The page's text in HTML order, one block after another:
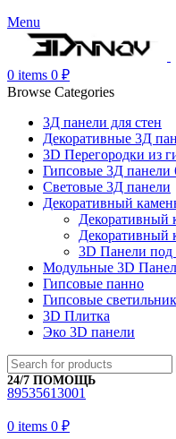
Menu
0 items 0 ₽
Browse Categories
3Д панели для стен
Декоративные 3Д
3D Перегородки из
Гипсовые 3Д панели
Световые 3Д панели
Декоративный
Декоративный
Декоративный
3D Панели
Модульные 3D
Гипсовые панно
Гипсовые
3D Плитка
Эко 3D панели
24/7 ПОМОЩЬ
89535613001
0 items 0 ₽